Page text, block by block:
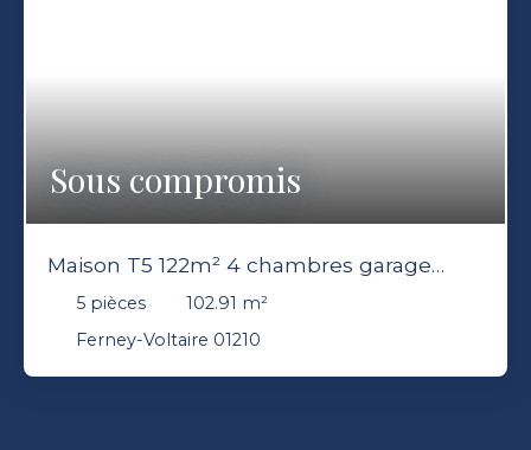
Sous compromis
Maison T5 122m² 4 chambres garage
terrasse jardin Ferney-Voltaire 01210
5 pièces 102.91 m²
Ferney-Voltaire 01210